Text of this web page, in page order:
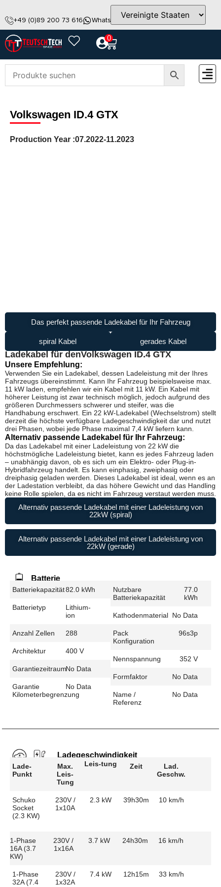
+49 (0)89 200 73 616 WhatsApp info@teutschtech.com
0
Volkswagen ID.4 GTX
Production Year :07.2022-11.2023
Das perfekt passende Ladekabel für Ihr Fahrzeug
spiral Kabel gerades Kabel
Ladekabel für denVolkswagen ID.4 GTX
Unsere Empfehlung:
Verwenden Sie ein Ladekabel, dessen Ladeleistung mit der Ihres
Fahrzeugs übereinstimmt. Kann Ihr Fahrzeug beispielsweise max.
11 kW laden, empfehlen wir ein Kabel mit 11 kW. Ein Kabel mit
höherer Leistung ist zwar technisch möglich, jedoch aufgrund des
größeren Durchmessers schwerer und steifer, was die
Handhabung erschwert. Ein 22 kW-Ladekabel (Wechselstrom) stellt
derzeit die höchste verfügbare Ladegeschwindigkeit dar und nutzt
drei Phasen, wobei jede Phase maximal 7,4 kW liefern kann.
Alternativ passende Ladekabel für Ihr Fahrzeug:
Da das Ladekabel mit einer Ladeleistung von 22 kW die
höchstmögliche Ladeleistung bietet, kann es jedes Fahrzeug laden
– unabhängig davon, ob es sich um ein Elektro- oder Plug-in-
Hybridfahrzeug handelt. Es kann einphasig, zweiphasig oder
dreiphasig geladen werden. Dieses Ladekabel ist ideal, wenn es an
der Ladestation verbleibt, da das höhere Gewicht und das Handling
keine Rolle spielen, da es nicht im Fahrzeug verstaut werden muss.
Alternativ passende Ladekabel mit einer Ladeleistung von
22kW (spiral)
Alternativ passende Ladekabel mit einer Ladeleistung von
22kW (gerade)
Batterie
Batteriekapazität82.0 kWh
Batterietyp
Lithium-
ion
Anzahl Zellen 288
Architektur 400 V
GarantiezeitraumNo Data
Garantie
Kilometerbegrenzung
No Data
Nutzbare
Batteriekapazität
77.0
kWh
Kathodenmaterial No Data
Pack
Konfiguration
96s3p
Nennspannung 352 V
Formfaktor No Data
Name /
Referenz
No Data
Ladegeschwindigkeit
Lade-
Punkt
Max.
Leis-
Tung
Leis-tung Zeit
Lad.
Geschw.
Schuko
Socket
(2.3 KW)
230V /
1x10A
2.3 kW 39h30m 10 km/h
1-Phase
16A (3.7
KW)
230V /
1x16A
3.7 kW 24h30m 16 km/h
1-Phase
32A (7.4
230V /
1x32A
7.4 kW 12h15m 33 km/h